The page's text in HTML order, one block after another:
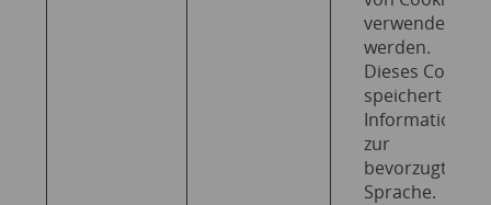
verwendet
werden.
Dieses Cookie
speichert
Informationen
zur
bevorzugten
Sprache.